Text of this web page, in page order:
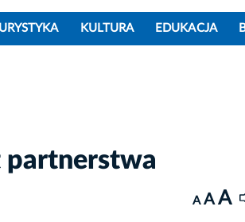
KULTURA EDUKACJA
partnerstwa
A A A